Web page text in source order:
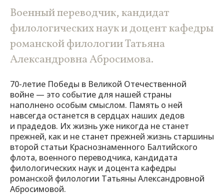
Военный переводчик, кандидат
филологических наук и доцент кафедры
романской филологии Татьяна
Александровна Абросимова.
70-летие Победы в Великой Отечественной
войне — это событие для нашей страны
наполнено особым смыслом. Память о ней
навсегда останется в сердцах наших дедов
и прадедов. Их жизнь уже никогда не станет
прежней, как и не станет прежней жизнь старшины
второй статьи Краснознаменного Балтийского
флота, военного переводчика, кандидата
филологических наук и доцента кафедры
романской филологии Татьяны Александровной
Абросимовой.